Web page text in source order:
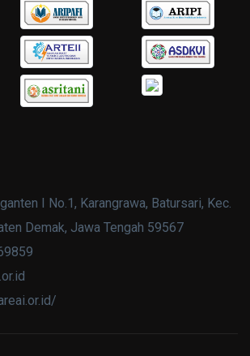
I No.1, Karangrawa, Batursari, Kec.
Demak, Jawa Tengah 59567